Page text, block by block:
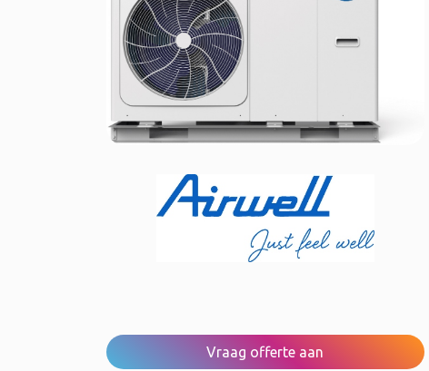
Vraag offerte aan